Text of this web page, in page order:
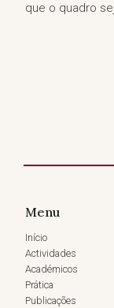
que o quadro
Menu
Início
Actividades
Académicos
Prática
Publicações